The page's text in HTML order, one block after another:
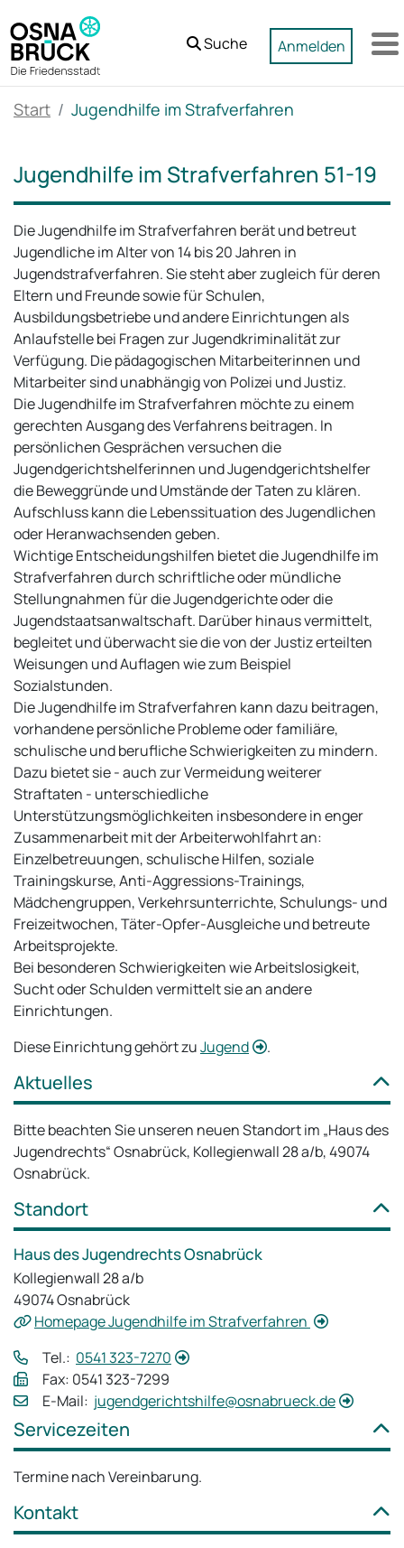
Zum Hauptinhalt springen
Suche Anmelden
Start Jugendhilfe im Strafverfahren
Jugendhilfe im Strafverfahren 51-19
Die Jugendhilfe im Strafverfahren berät und betreut
Jugendliche im Alter von 14 bis 20 Jahren in
Jugendstrafverfahren. Sie steht aber zugleich für deren
Eltern und Freunde sowie für Schulen,
Ausbildungsbetriebe und andere Einrichtungen als
Anlaufstelle bei Fragen zur Jugendkriminalität zur
Verfügung. Die pädagogischen Mitarbeiterinnen und
Mitarbeiter sind unabhängig von Polizei und Justiz.
Die Jugendhilfe im Strafverfahren möchte zu einem
gerechten Ausgang des Verfahrens beitragen. In
persönlichen Gesprächen versuchen die
Jugendgerichtshelferinnen und Jugendgerichtshelfer
die Beweggründe und Umstände der Taten zu klären.
Aufschluss kann die Lebenssituation des Jugendlichen
oder Heranwachsenden geben.
Wichtige Entscheidungshilfen bietet die Jugendhilfe im
Strafverfahren durch schriftliche oder mündliche
Stellungnahmen für die Jugendgerichte oder die
Jugendstaatsanwaltschaft. Darüber hinaus vermittelt,
begleitet und überwacht sie die von der Justiz erteilten
Weisungen und Auflagen wie zum Beispiel
Sozialstunden.
Die Jugendhilfe im Strafverfahren kann dazu beitragen,
vorhandene persönliche Probleme oder familiäre,
schulische und berufliche Schwierigkeiten zu mindern.
Dazu bietet sie - auch zur Vermeidung weiterer
Straftaten - unterschiedliche
Unterstützungsmöglichkeiten insbesondere in enger
Zusammenarbeit mit der Arbeiterwohlfahrt an:
Einzelbetreuungen, schulische Hilfen, soziale
Trainingskurse, Anti-Aggressions-Trainings,
Mädchengruppen, Verkehrsunterrichte, Schulungs- und
Freizeitwochen, Täter-Opfer-Ausgleiche und betreute
Arbeitsprojekte.
Bei besonderen Schwierigkeiten wie Arbeitslosigkeit,
Sucht oder Schulden vermittelt sie an andere
Einrichtungen.
Diese Einrichtung gehört zuJugend .
Aktuelles
Bitte beachten Sie unseren neuen Standort im „Haus des
Jugendrechts“ Osnabrück, Kollegienwall 28 a/b, 49074
Osnabrück.
Standort
Haus des Jugendrechts Osnabrück
Kollegienwall 28 a/b
49074 Osnabrück
Homepage Jugendhilfe im Strafverfahren
Tel.: 0541 323-7270
Fax: 0541 323-7299
E‑Mail: jugendgerichtshilfe@osnabrueck.de
Servicezeiten
Termine nach Vereinbarung.
Kontakt